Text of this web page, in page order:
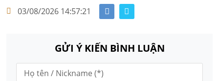
03/08/2026 14:57:21
GỬI Ý KIẾN BÌNH LUẬN